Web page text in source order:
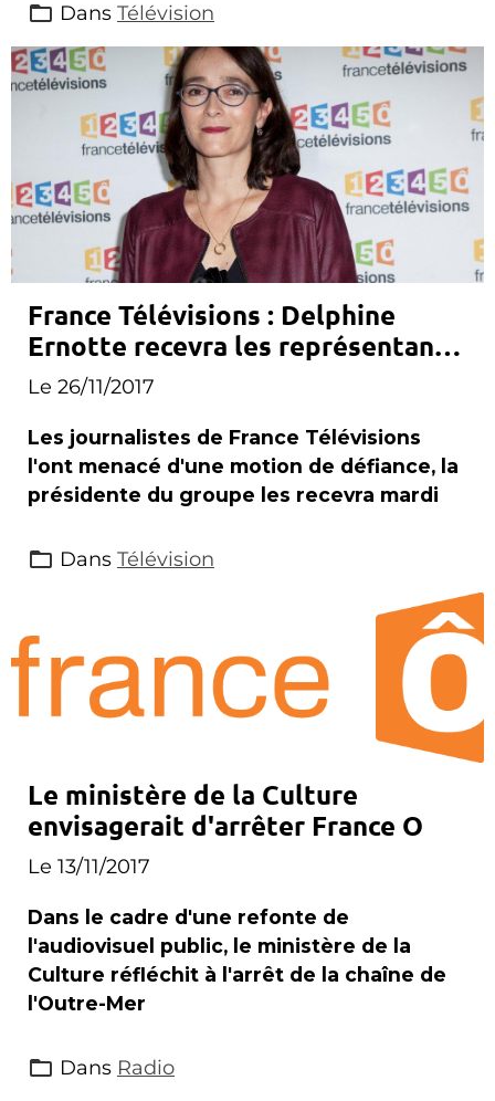
Dans Télévision
France Télévisions : Delphine
Ernotte recevra les représentants
des journalistes mardi
Le 26/11/2017
Les journalistes de France Télévisions
l'ont menacé d'une motion de défiance, la
présidente du groupe les recevra mardi
Dans Télévision
Le ministère de la Culture
envisagerait d'arrêter France O
Le 13/11/2017
Dans le cadre d'une refonte de
l'audiovisuel public, le ministère de la
Culture réfléchit à l'arrêt de la chaîne de
l'Outre-Mer
Dans Radio